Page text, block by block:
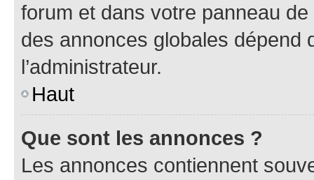
forum et dans votre panneau
des annonces globales dépend
l’administrateur.
Haut
Que sont les annonces ?
Les annonces contiennent